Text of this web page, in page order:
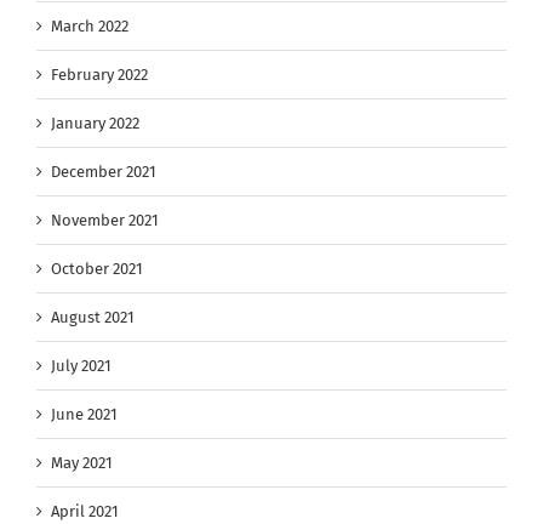
March 2022
February 2022
January 2022
December 2021
November 2021
October 2021
August 2021
July 2021
June 2021
May 2021
April 2021